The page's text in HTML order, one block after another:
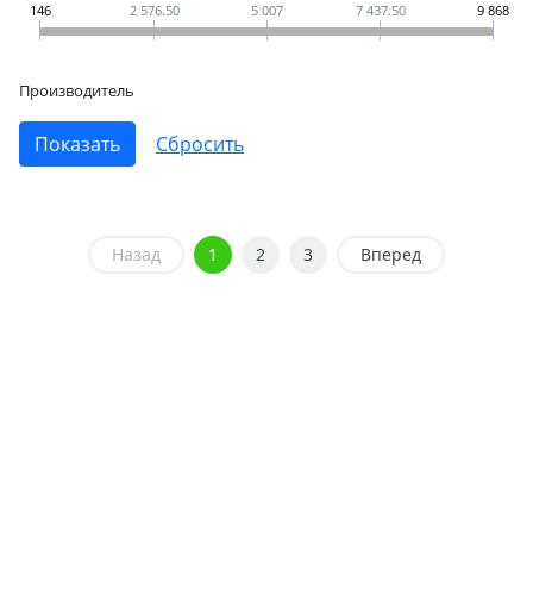
146 2 576.50 5 007 7 437.50 9 868
Производитель
Назад 1 2 3 Вперед